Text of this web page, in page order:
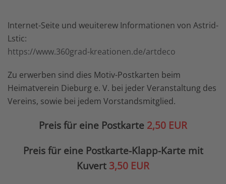
Internet-Seite und weuiterew Informationen von Astrid-
Lstic:
https://www.360grad-kreationen.de/artdeco
Zu erwerben sind dies Motiv-Postkarten beim
Heimatverein Dieburg e. V. bei jeder Veranstaltung des
Vereins, sowie bei jedem Vorstandsmitglied.
Preis für eine Postkarte 2,50 EUR
Preis für eine Postkarte-Klapp-Karte mit
Kuvert 3,50 EUR